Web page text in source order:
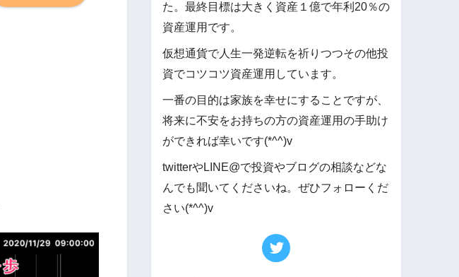
た。最終目標は大きく資産１億で年利20％の
資産運用です。
仮想通貨で人生一発逆転を祈りつつその他投
資でコツコツ資産運用しています。
一番の目的は家族を幸せにすることですが、
将来に不安をお持ちの方の資産運用の手助け
ができれば幸いです(*^^)v
twitterやLINE@で投資やブログの相談などな
んでも聞いてくださいね。ぜひフォローくだ
さい(*^^)v